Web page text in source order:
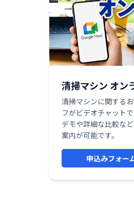
清掃マシン オン
清掃マシンに関する
フがビデオチャット
デモや詳細な比較な
案内が可能です。
申込みフォー